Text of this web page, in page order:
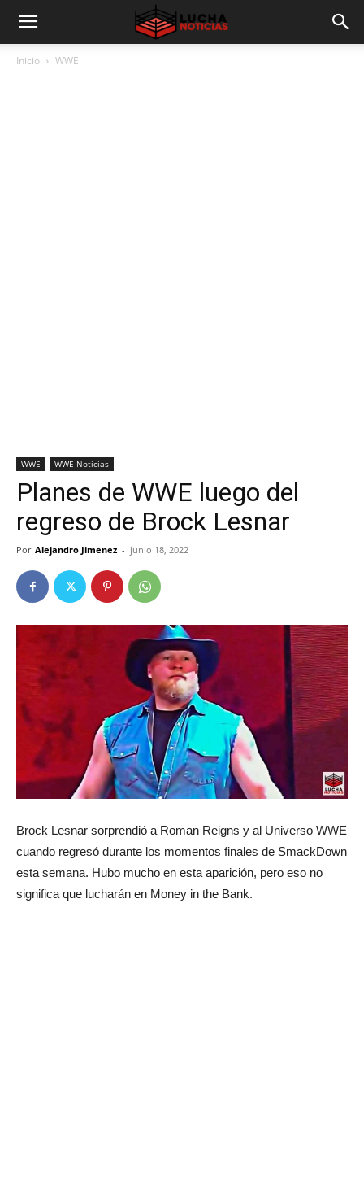
Inicio WWE
WWE WWE Noticias
Planes de WWE luego del
regreso de Brock Lesnar
Por Alejandro Jimenez - junio 18, 2022
Brock Lesnar sorprendió a Roman Reigns y al Universo WWE
cuando regresó durante los momentos finales de SmackDown
esta semana. Hubo mucho en esta aparición, pero eso no
significa que lucharán en Money in the Bank.